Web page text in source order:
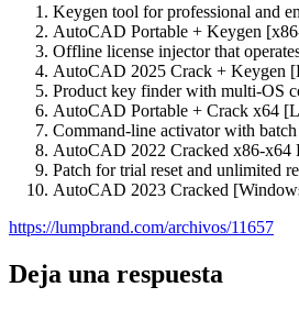
Keygen tool for professional and
AutoCAD Portable + Keygen
Offline license injector that
AutoCAD 2025 Crack + Keygen
Product key finder with multi-OS
AutoCAD Portable + Crack x64
Command-line activator with
AutoCAD 2022 Cracked x86-x64
Patch for trial reset and unlimited
AutoCAD 2023 Cracked
https://lumpbrand.com/archivos/11657
Deja una respuesta